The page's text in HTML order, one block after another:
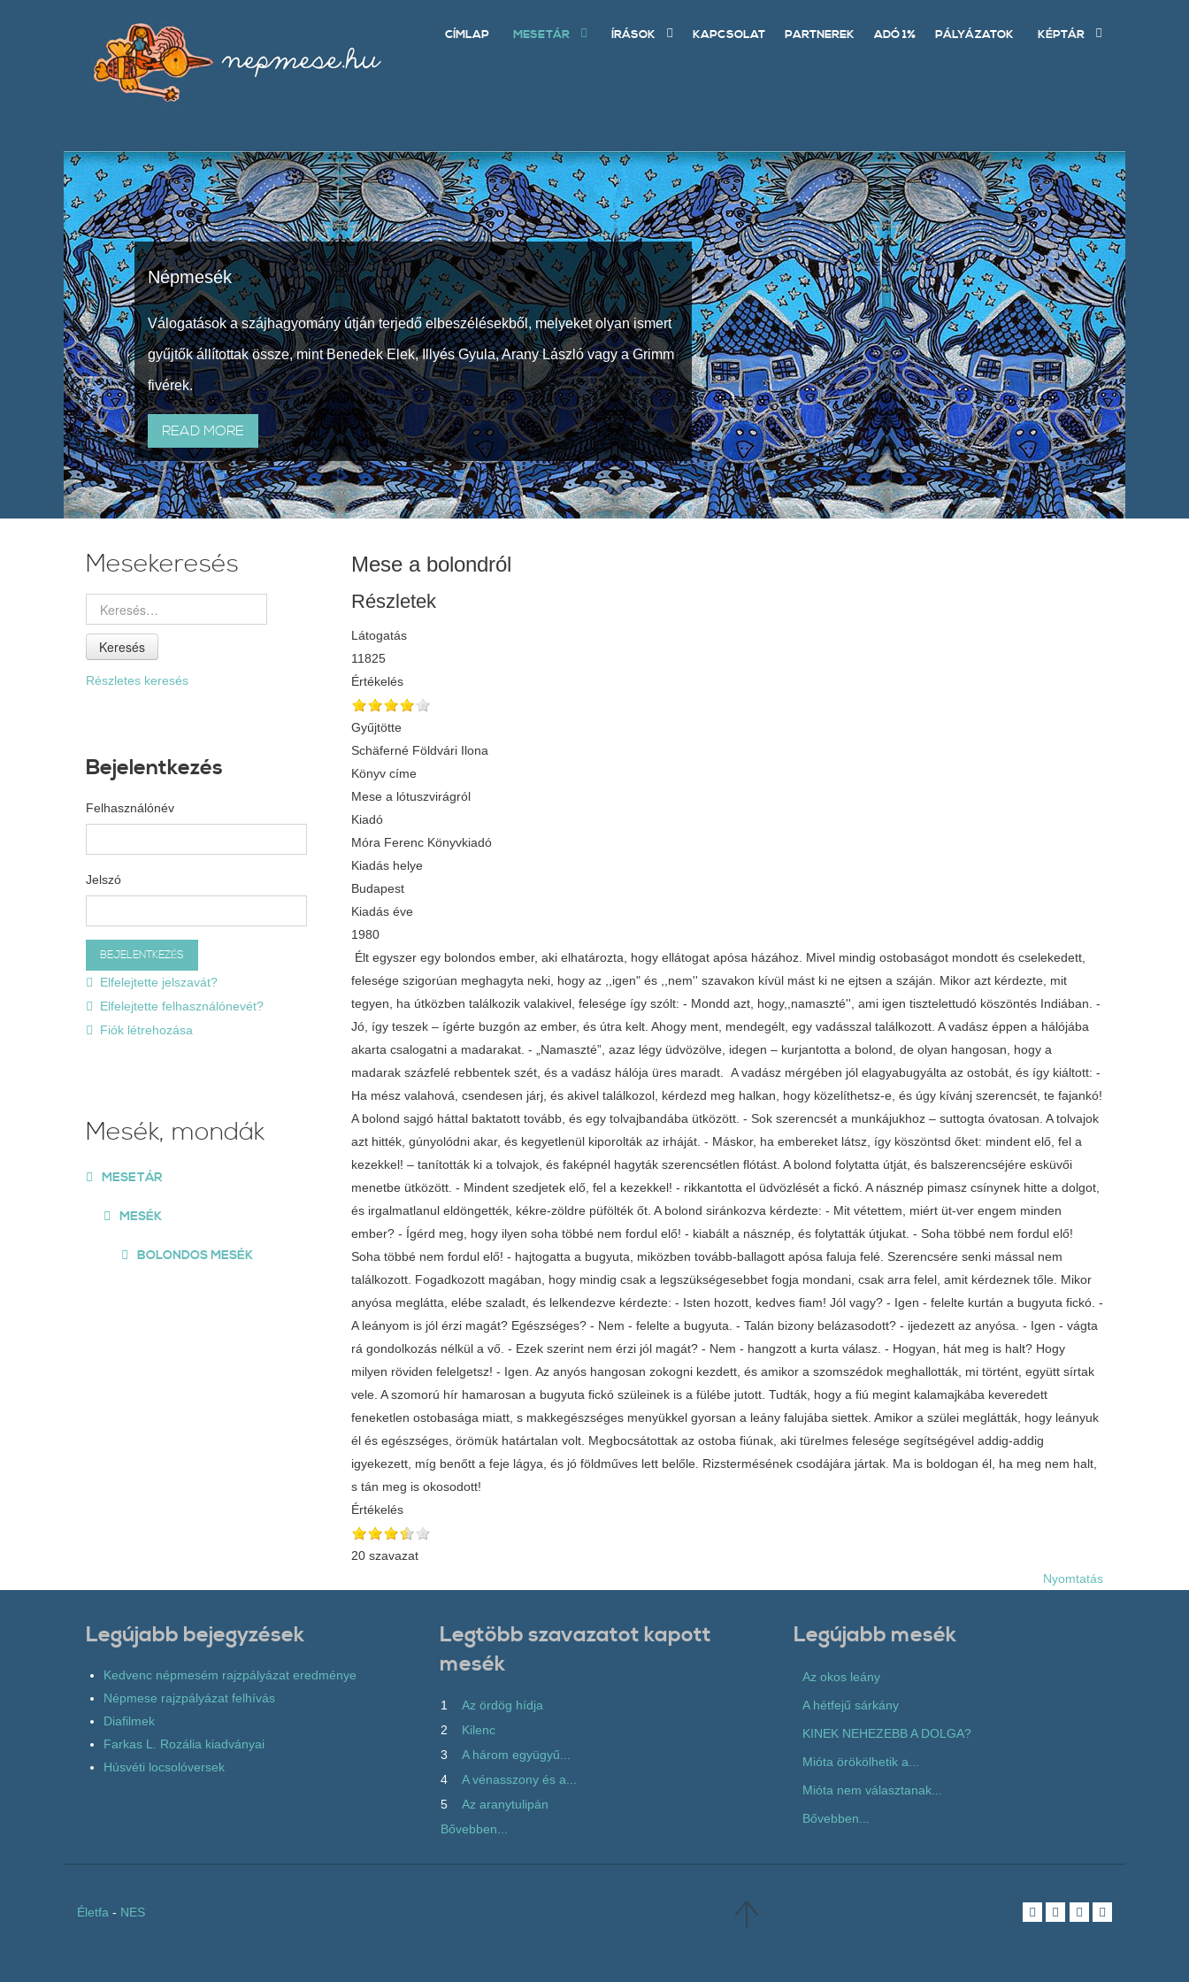
CÍMLAP MESETÁR ÍRÁSOK KAPCSOLAT PARTNEREK ADÓ 1% PÁLYÁZATOK KÉPTÁR
Népmesék
Válogatások a szájhagyomány útján terjedő elbeszélésekből, melyeket olyan ismert
gyűjtők állítottak össze, mint Benedek Elek, Illyés Gyula, Arany László vagy a Grimm
fivérek.
READ MORE
Mese a bolondról
Részletek
Látogatás
11825
Értékelés
Gyűjtötte
Schäferné Földvári Ilona
Könyv címe
Mese a lótuszvirágról
Kiadó
Móra Ferenc Könyvkiadó
Kiadás helye
Budapest
Kiadás éve
1980
Élt egyszer egy bolondos ember, aki elhatározta, hogy ellátogat apósa házához. Mivel mindig ostobaságot mondott és cselekedett,
felesége szigorúan meghagyta neki, hogy az ,,igen" és ,,nem'' szavakon kívül mást ki ne ejtsen a száján. Mikor azt kérdezte, mit
tegyen, ha útközben találkozik valakivel, felesége így szólt: - Mondd azt, hogy,,namaszté'', ami igen tisztelettudó köszöntés Indiában. -
Jó, így teszek – ígérte buzgón az ember, és útra kelt. Ahogy ment, mendegélt, egy vadásszal találkozott. A vadász éppen a hálójába
akarta csalogatni a madarakat. - „Namaszté”, azaz légy üdvözölve, idegen – kurjantotta a bolond, de olyan hangosan, hogy a
madarak százfelé rebbentek szét, és a vadász hálója üres maradt. A vadász mérgében jól elagyabugyálta az ostobát, és így kiáltott: -
Ha mész valahová, csendesen járj, és akivel találkozol, kérdezd meg halkan, hogy közelíthetsz-e, és úgy kívánj szerencsét, te fajankó!
A bolond sajgó háttal baktatott tovább, és egy tolvajbandába ütközött. - Sok szerencsét a munkájukhoz – suttogta óvatosan. A tolvajok
azt hitték, gúnyolódni akar, és kegyetlenül kiporolták az irháját. - Máskor, ha embereket látsz, így köszöntsd őket: mindent elő, fel a
kezekkel! – tanították ki a tolvajok, és faképnél hagyták szerencsétlen flótást. A bolond folytatta útját, és balszerencséjére esküvői
menetbe ütközött. - Mindent szedjetek elő, fel a kezekkel! - rikkantotta el üdvözlését a fickó. A násznép pimasz csínynek hitte a dolgot,
és irgalmatlanul eldöngették, kékre-zöldre püfölték őt. A bolond siránkozva kérdezte: - Mit vétettem, miért üt-ver engem minden
ember? - Ígérd meg, hogy ilyen soha többé nem fordul elő! - kiabált a násznép, és folytatták útjukat. - Soha többé nem fordul elő!
Soha többé nem fordul elő! - hajtogatta a bugyuta, miközben tovább-ballagott apósa faluja felé. Szerencsére senki mással nem
találkozott. Fogadkozott magában, hogy mindig csak a legszükségesebbet fogja mondani, csak arra felel, amit kérdeznek tőle. Mikor
anyósa meglátta, elébe szaladt, és lelkendezve kérdezte: - Isten hozott, kedves fiam! Jól vagy? - Igen - felelte kurtán a bugyuta fickó. -
A leányom is jól érzi magát? Egészséges? - Nem - felelte a bugyuta. - Talán bizony belázasodott? - ijedezett az anyósa. - Igen - vágta
rá gondolkozás nélkül a vő. - Ezek szerint nem érzi jól magát? - Nem - hangzott a kurta válasz. - Hogyan, hát meg is halt? Hogy
milyen röviden felelgetsz! - Igen. Az anyós hangosan zokogni kezdett, és amikor a szomszédok meghallották, mi történt, együtt sírtak
vele. A szomorú hír hamarosan a bugyuta fickó szüleinek is a fülébe jutott. Tudták, hogy a fiú megint kalamajkába keveredett
feneketlen ostobasága miatt, s makkegészséges menyükkel gyorsan a leány falujába siettek. Amikor a szülei meglátták, hogy leányuk
él és egészséges, örömük határtalan volt. Megbocsátottak az ostoba fiúnak, aki türelmes felesége segítségével addig-addig
igyekezett, míg benőtt a feje lágya, és jó földműves lett belőle. Rizstermésének csodájára jártak. Ma is boldogan él, ha meg nem halt,
s tán meg is okosodott!
Értékelés
20 szavazat
Nyomtatás
Mesekeresés
Keresés
Részletes keresés
Bejelentkezés
Felhasználónév
Jelszó
Elfelejtette jelszavát?
Elfelejtette felhasználónevét?
Fiók létrehozása
Mesék, mondák
MESETÁR
MESÉK
BOLONDOS MESÉK
Legújabb bejegyzések
Kedvenc népmesém rajzpályázat eredménye
Népmese rajzpályázat felhívás
Diafilmek
Farkas L. Rozália kiadványai
Húsvéti locsolóversek
Legtöbb szavazatot kapott
mesék
1
Az ördög hídja
2
Kilenc
3
A három együgyű...
4
A vénasszony és a...
5
Az aranytulipán
Bővebben...
Legújabb mesék
Az okos leány
A hétfejű sárkány
KINEK NEHEZEBB A DOLGA?
Mióta örökölhetik a...
Mióta nem választanak...
Bővebben...
Életfa - NES